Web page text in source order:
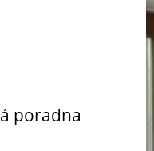
poradna